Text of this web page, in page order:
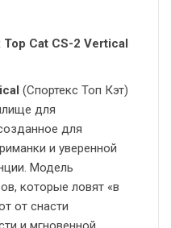
Cat CS-2 Vertical
(Спортекс Топ Кэт)
для
для
и уверенной
Модель
которые ловят «в
от снасти